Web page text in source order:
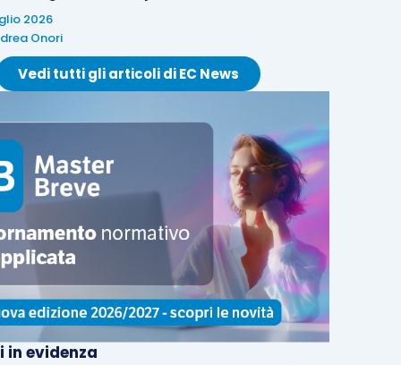
2026
Onori
Vedi tutti gli articoli di EC News
in evidenza